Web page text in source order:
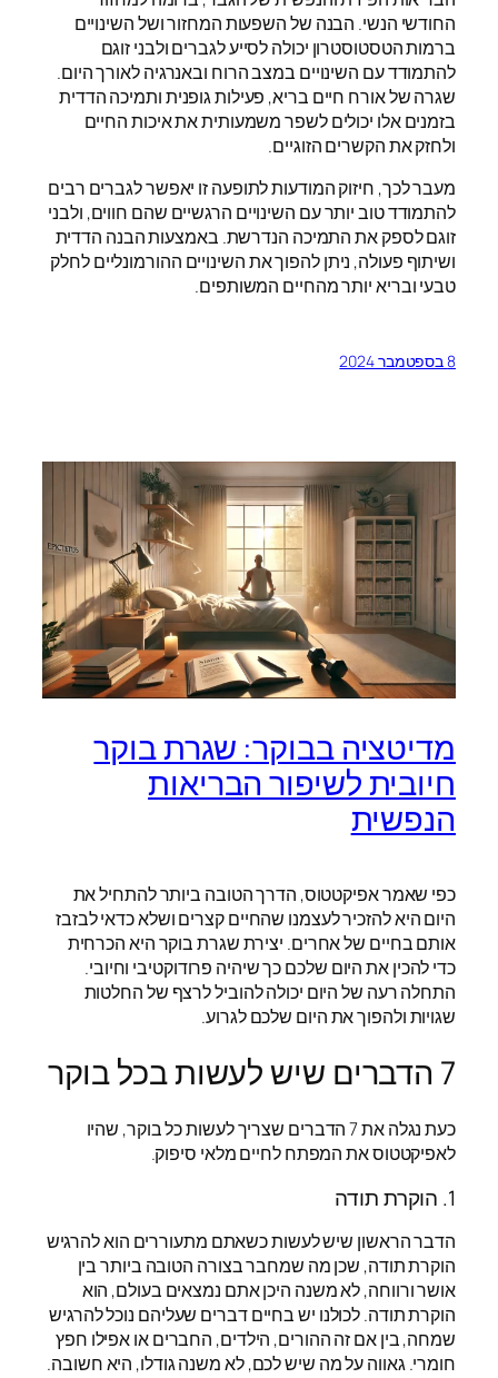
החודשי הנשי. הבנה של השפעות המחזור ושל השינויים
ברמות הטסטוסטרון יכולה לסייע לגברים ולבני זוגם
להתמודד עם השינויים במצב הרוח ובאנרגיה לאורך היום.
שגרה של אורח חיים בריא, פעילות גופנית ותמיכה הדדית
בזמנים אלו יכולים לשפר משמעותית את איכות החיים
ולחזק את הקשרים הזוגיים.
מעבר לכך, חיזוק המודעות לתופעה זו יאפשר לגברים רבים
להתמודד טוב יותר עם השינויים הרגשיים שהם חווים, ולבני
זוגם לספק את התמיכה הנדרשת. באמצעות הבנה הדדית
ושיתוף פעולה, ניתן להפוך את השינויים ההורמונליים לחלק
טבעי ובריא יותר מהחיים המשותפים.
8 בספטמבר 2024
מדיטציה בבוקר: שגרת בוקר
חיובית לשיפור הבריאות
הנפשית
כפי שאמר אפיקטטוס, הדרך הטובה ביותר להתחיל את
היום היא להזכיר לעצמנו שהחיים קצרים ושלא כדאי לבזבז
אותם בחיים של אחרים. יצירת שגרת בוקר היא הכרחית
כדי להכין את היום שלכם כך שיהיה פרודוקטיבי וחיובי.
התחלה רעה של היום יכולה להוביל לרצף של החלטות
שגויות ולהפוך את היום שלכם לגרוע.
7 הדברים שיש לעשות בכל בוקר
כעת נגלה את 7 הדברים שצריך לעשות כל בוקר, שהיו
לאפיקטטוס את המפתח לחיים מלאי סיפוק.
1. הוקרת תודה
הדבר הראשון שיש לעשות כשאתם מתעוררים הוא להרגיש
הוקרת תודה, שכן מה שמחבר בצורה הטובה ביותר בין
אושר ורווחה, לא משנה היכן אתם נמצאים בעולם, הוא
הוקרת תודה. לכולנו יש בחיים דברים שעליהם נוכל להרגיש
שמחה, בין אם זה ההורים, הילדים, החברים או אפילו חפץ
חומרי. גאווה על מה שיש לכם, לא משנה גודלו, היא חשובה.